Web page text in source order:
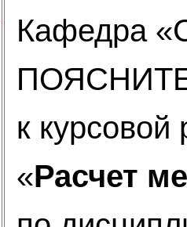
Кафедра
к курсовой
«Расчет